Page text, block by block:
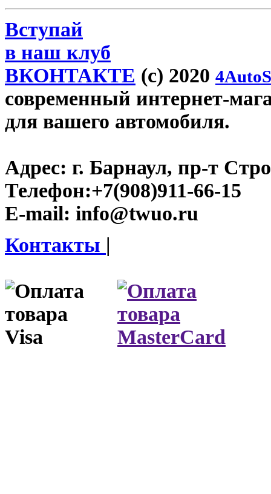
Вступай
в наш клуб
ВКОНТАКТЕ (c) 2020
современный интернет-
для вашего автомобиля.
Адрес: г. Барнаул, пр-т
Телефон:+7(908)911-66-15
E-mail: info@twuo.ru
Контакты |